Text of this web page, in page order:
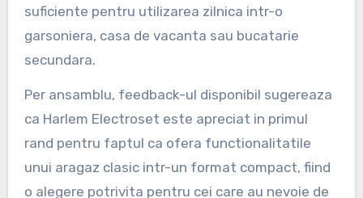
suficiente pentru utilizarea zilnica intr-o
garsoniera, casa de vacanta sau bucatarie
secundara.
Per ansamblu, feedback-ul disponibil sugereaza
ca Harlem Electroset este apreciat in primul
rand pentru faptul ca ofera functionalitatile
unui aragaz clasic intr-un format compact, fiind
o alegere potrivita pentru cei care au nevoie de